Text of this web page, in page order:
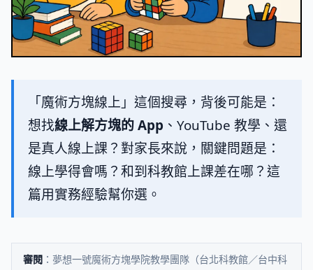
「魔術方塊線上」這個搜尋，背後可能是：
想找線上解方塊的 App 、YouTube 教學、還
是真人線上課？對家長來說，關鍵問題是：
線上學得會嗎？和到科教館上課差在哪？這
篇用實務經驗幫你選。
審閱 ：夢想一號魔術方塊學院教學團隊（台北科教館／台中科